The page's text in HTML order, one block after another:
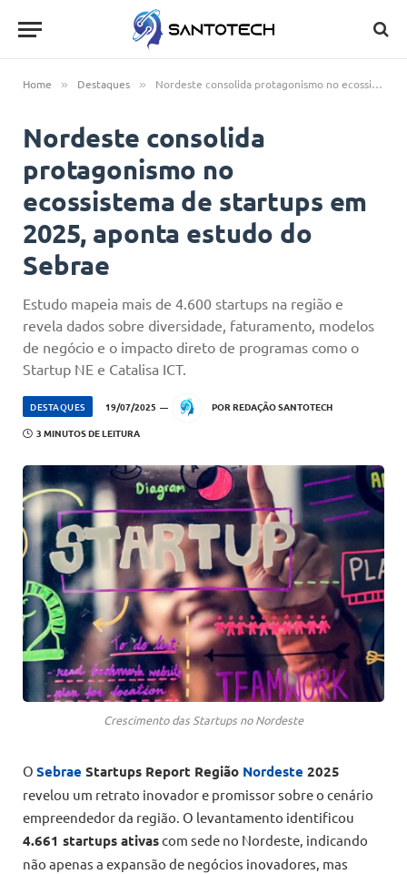
Home » Destaques » Nordeste consolida protagonismo no ecossistema de startups em 2025, aponta estudo do Sebrae
Nordeste consolida
protagonismo no
ecossistema de startups em
2025, aponta estudo do
Sebrae
Estudo mapeia mais de 4.600 startups na região e
revela dados sobre diversidade, faturamento, modelos
de negócio e o impacto direto de programas como o
Startup NE e Catalisa ICT.
DESTAQUES 19/07/2025 POR REDAÇÃO SANTOTECH
3 MINUTOS DE LEITURA
Crescimento das Startups no Nordeste
O Sebrae Startups Report Região Nordeste 2025
revelou um retrato inovador e promissor sobre o cenário
empreendedor da região. O levantamento identificou
4.661 startups ativascom sede no Nordeste, indicando
não apenas a expansão de negócios inovadores, mas